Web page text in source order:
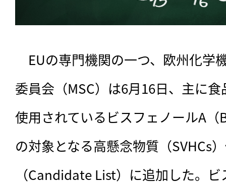
EUの専門機関の一つ、欧州化学
委員会（MSC）は6月16日、主に
使用されているビスフェノールA（
の対象となる高懸念物質（SVHCs
（Candidate List）に追加した。